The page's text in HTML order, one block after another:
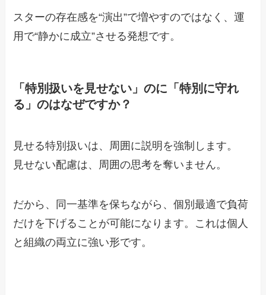
スターの存在感を“演出”で増やすのではなく、運
用で“静かに成立”させる発想です。
「特別扱いを見せない」のに「特別に守れ
る」のはなぜですか？
見せる特別扱いは、周囲に説明を強制します。
見せない配慮は、周囲の思考を奪いません。
だから、同一基準を保ちながら、個別最適で負荷
だけを下げることが可能になります。これは個人
と組織の両立に強い形です。